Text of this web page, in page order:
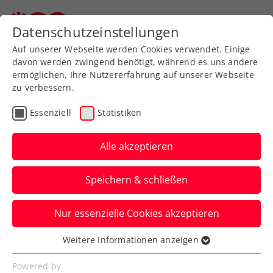
Zurück zur Newsübersicht
Turniere
ATP Bastad: Thiem muss
sich trotz tollem Kampf
vorerst mit Viertelfinale
begnügen
Österreichs Spitzenspieler verpasst in
Nordeuropa durch eine knappe Dreisatz-
Niederlage den Sprung ins Halbfinale.
Datenschutzeinstellungen
Auf unserer Webseite werden Cookies verwendet. Einige
davon werden zwingend benötigt, während es uns andere
ermöglichen, Ihre Nutzererfahrung auf unserer Webseite
zu verbessern.
Essenziell Statistiken
Alle akzeptieren
Speichern & schließen
Nur essenzielle Cookies akzeptieren
Essenziell
Essenzielle Cookies werden für grundlegende
Weitere Informationen anzeigen
Powered by